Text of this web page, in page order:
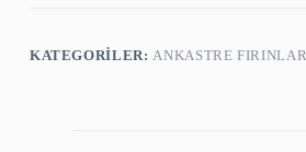
KATEGORILER: ANKASTRE FIRINLAR